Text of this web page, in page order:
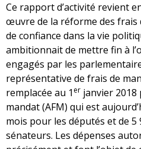
Ce rapport d’activité revient
œuvre de la réforme des frais
de confiance dans la vie
ambitionnait de mettre fin à
engagés par les
représentative de frais de
remplacée au 1 er janvier 2018
mandat (AFM) qui est
mois pour les députés et de
sénateurs. Les dépenses